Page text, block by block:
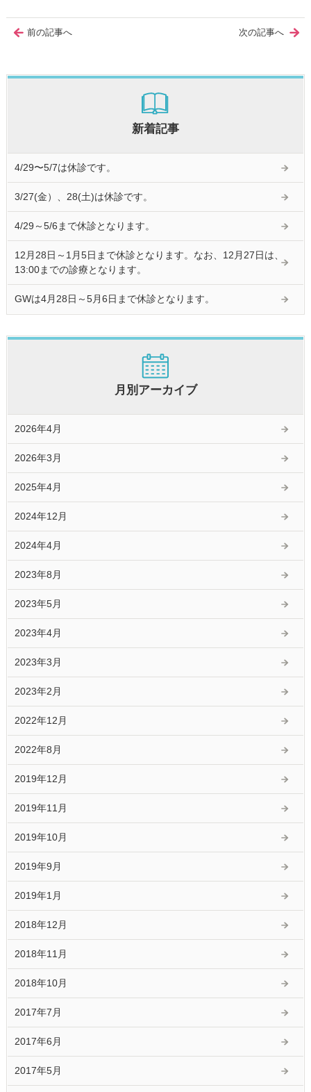
前の記事へ 次の記事へ
新着記事
4/29〜5/7は休診です。
3/27(金）、28(土)は休診です。
4/29～5/6まで休診となります。
12月28日～1月5日まで休診となります。なお、12月27日は、
13:00までの診療となります。
GWは4月28日～5月6日まで休診となります。
月別アーカイブ
2026年4月
2026年3月
2025年4月
2024年12月
2024年4月
2023年8月
2023年5月
2023年4月
2023年3月
2023年2月
2022年12月
2022年8月
2019年12月
2019年11月
2019年10月
2019年9月
2019年1月
2018年12月
2018年11月
2018年10月
2017年7月
2017年6月
2017年5月